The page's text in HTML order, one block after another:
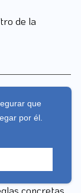
de la
gráficos
equipo no
si suena la
concretas,
que
por él.